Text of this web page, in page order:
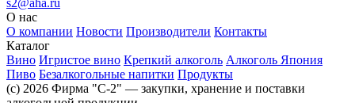
О нас
О компании Новости Производители Контакты
Каталог
Вино Игристое вино Крепкий алкоголь Алкоголь Япония
Пиво Безалкогольные напитки Продукты
(c) 2026 Фирма "С-2" — закупки, хранение и поставки